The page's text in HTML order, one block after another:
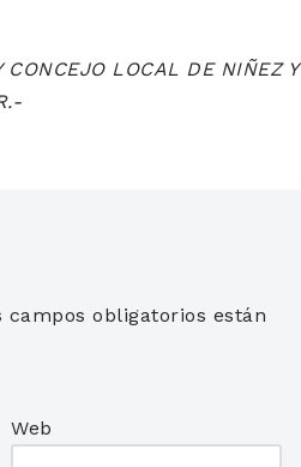
CONCEJO LOCAL DE NIÑEZ Y
campos obligatorios están
Web